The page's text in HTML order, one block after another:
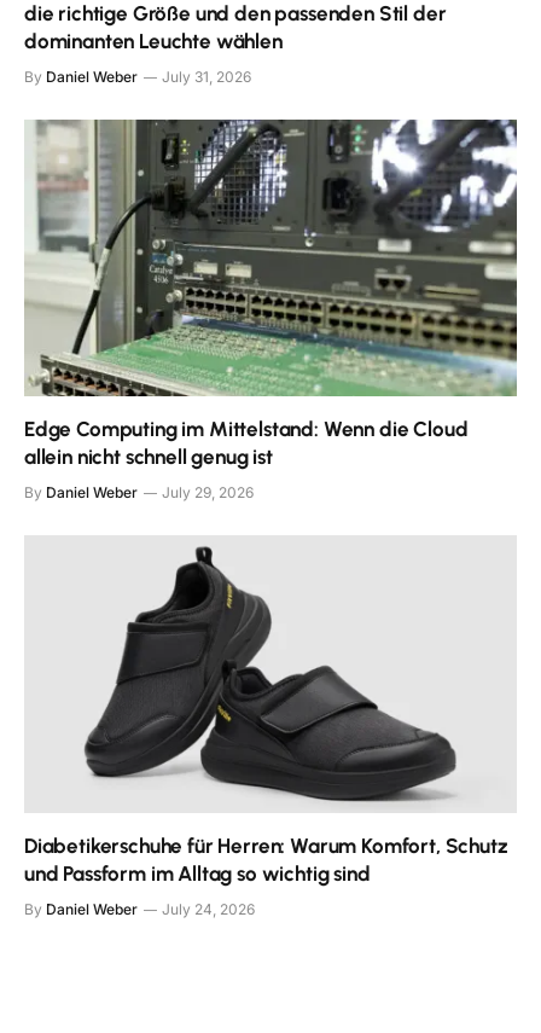
die richtige Größe und den passenden Stil der
dominanten Leuchte wählen
By Daniel Weber July 31, 2026
Edge Computing im Mittelstand: Wenn die Cloud
allein nicht schnell genug ist
By Daniel Weber July 29, 2026
Diabetikerschuhe für Herren: Warum Komfort, Schutz
und Passform im Alltag so wichtig sind
By Daniel Weber July 24, 2026